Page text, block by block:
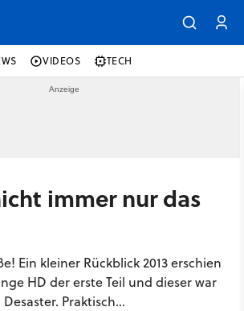
VIDEOS TECH
immer nur das
Ein kleiner Rückblick 2013 erschien
HD der erste Teil und dieser war
Praktisch...